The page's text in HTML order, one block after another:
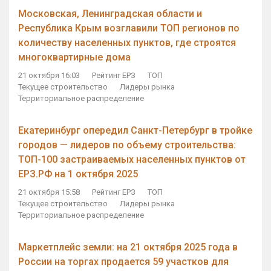
Московская, Ленинградская области и
Республика Крым возглавили ТОП регионов по
количеству населенных пунктов, где строятся
многоквартирные дома
21 октября 16:03 Рейтинг ЕРЗ
ТОП
Текущее строительство
Лидеры рынка
Территориальное распределение
Екатеринбург опередил Санкт-Петербург в тройке
городов — лидеров по объему строительства:
ТОП-100 застраиваемых населенных пунктов от
ЕРЗ.РФ на 1 октября 2025
21 октября 15:58 Рейтинг ЕРЗ
ТОП
Текущее строительство
Лидеры рынка
Территориальное распределение
Маркетплейс земли: на 21 октября 2025 года в
России на торгах продается 59 участков для